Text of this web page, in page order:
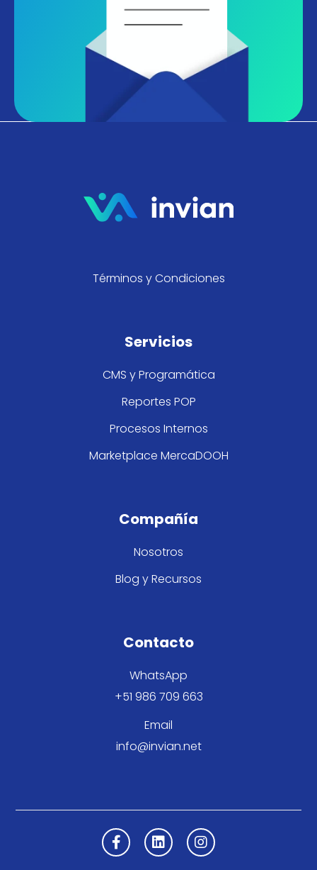
Términos y Condiciones
Servicios
CMS y Programática
Reportes POP
Procesos Internos
Marketplace MercaDOOH
Compañía
Nosotros
Blog y Recursos
Contacto
WhatsApp
+51 986 709 663
Email
info@invian.net